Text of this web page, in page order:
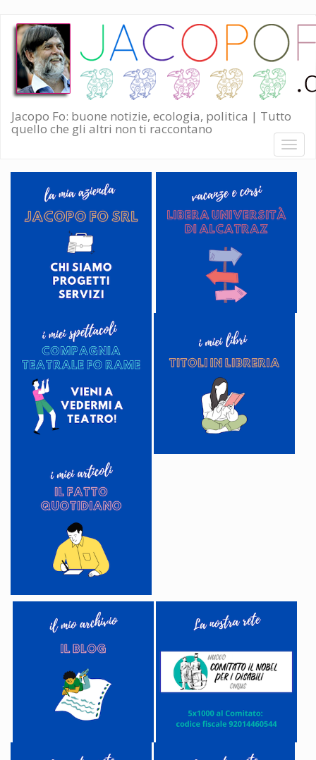
Salta
contenuto
principale
Jacopo Fo: buone notizie, ecologia, politica | Tutto
quello che gli altri non ti raccontano
Toggle